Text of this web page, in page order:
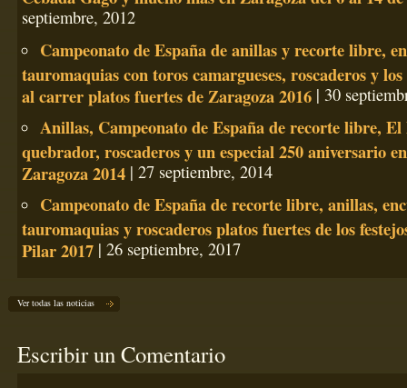
septiembre, 2012
Campeonato de España de anillas y recorte libre,
tauromaquias con toros camargueses, roscaderos y los
al carrer platos fuertes de Zaragoza 2016| 30
Anillas, Campeonato de España de recorte libre,
quebrador, roscaderos y un especial 250 aniversario
Zaragoza 2014| 27 septiembre, 2014
Campeonato de España de recorte libre, anillas,
tauromaquias y roscaderos platos fuertes de los
Pilar 2017| 26 septiembre, 2017
Ver todas las noticias
Escribir un Comentario